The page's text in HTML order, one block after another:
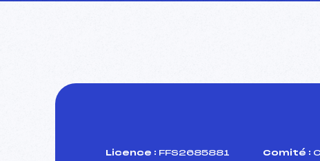
Licence : FFS2685881 Comité :